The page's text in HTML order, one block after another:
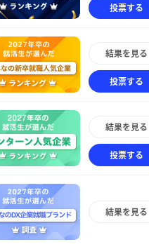
投票する
結果を見る
投票する
結果を見る
投票する
結果を見る